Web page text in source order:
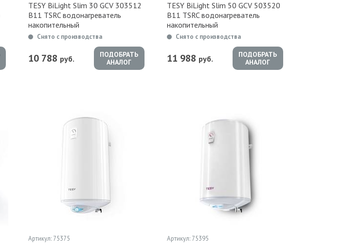
TESY BiLight Slim 30 GCV 303512
B11 TSRC водонагреватель
накопительный
Снято с производства
10 788 руб.
ПОДОБРАТЬ
АНАЛОГ
TESY BiLight Slim 50 GCV 503520
B11 TSRC водонагреватель
накопительный
Снято с производства
11 988 руб.
ПОДОБРАТЬ
АНАЛОГ
Артикул: 75375 Артикул: 75395